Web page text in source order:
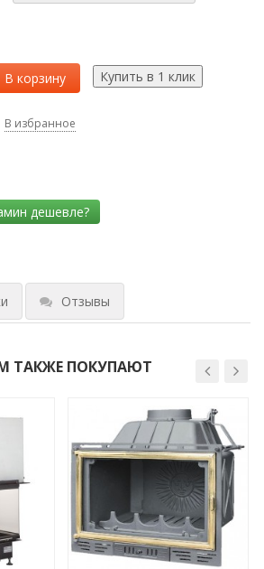
В корзину
В избранное
Отзывы
ТАКЖЕ ПОКУПАЮТ